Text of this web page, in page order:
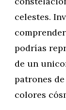
celestes.
podrías
de un
patrones
colores